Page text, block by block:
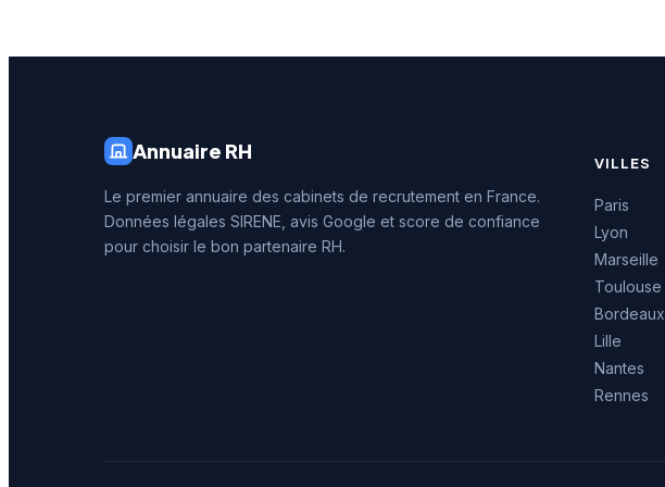
auprès des entreprises
Annuaire RH
Le premier annuaire des cabinets de recrutement en France.
Données légales SIRENE, avis Google et score de confiance
pour choisir le bon partenaire RH.
VILLES
Paris
Lyon
Marseille
Toulouse
Bordeaux
Lille
Nantes
Rennes